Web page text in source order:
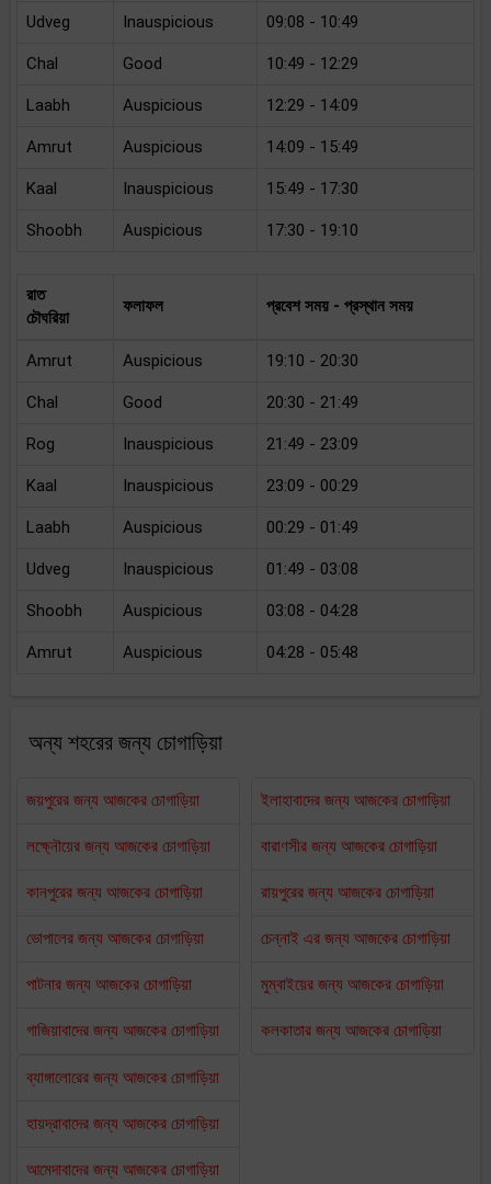
Udveg Inauspicious 09:08 - 10:49
Chal Good 10:49 - 12:29
Laabh Auspicious 12:29 - 14:09
Amrut Auspicious 14:09 - 15:49
Kaal Inauspicious 15:49 - 17:30
Shoobh Auspicious 17:30 - 19:10
রাত
চৌঘরিয়া
ফলাফল প্রবেশ সময় - প্রস্থান সময়
Amrut Auspicious 19:10 - 20:30
Chal Good 20:30 - 21:49
Rog Inauspicious 21:49 - 23:09
Kaal Inauspicious 23:09 - 00:29
Laabh Auspicious 00:29 - 01:49
Udveg Inauspicious 01:49 - 03:08
Shoobh Auspicious 03:08 - 04:28
Amrut Auspicious 04:28 - 05:48
অন্য শহরের জন্য চোগাড়িয়া
জয়পুরের জন্য আজকের চোগাড়িয়া
লক্ষ্নৌয়ের জন্য আজকের চোগাড়িয়া
কানপুরের জন্য আজকের চোগাড়িয়া
ভোপালের জন্য আজকের চোগাড়িয়া
পাটনার জন্য আজকের চোগাড়িয়া
গাজিয়াবাদের জন্য আজকের চোগাড়িয়া
ইলাহাবাদের জন্য আজকের চোগাড়িয়া
বারাণসীর জন্য আজকের চোগাড়িয়া
রায়পুরের জন্য আজকের চোগাড়িয়া
চেন্নাই এর জন্য আজকের চোগাড়িয়া
মুম্বাইয়ের জন্য আজকের চোগাড়িয়া
কলকাতার জন্য আজকের চোগাড়িয়া
ব্যাঙ্গালোরের জন্য আজকের চোগাড়িয়া
হায়দ্রাবাদের জন্য আজকের চোগাড়িয়া
আমেদাবাদের জন্য আজকের চোগাড়িয়া